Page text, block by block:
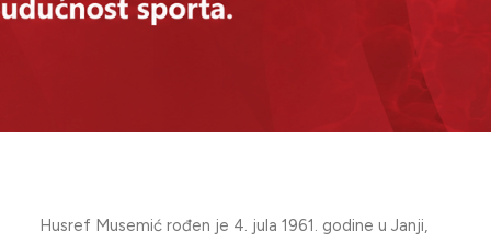
Cart
Husref Musemić rođen je 4. jula 1961. godine u Janji,